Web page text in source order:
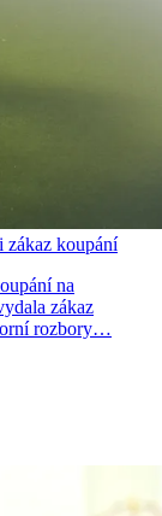
koupání
na
zákaz
rozbory…